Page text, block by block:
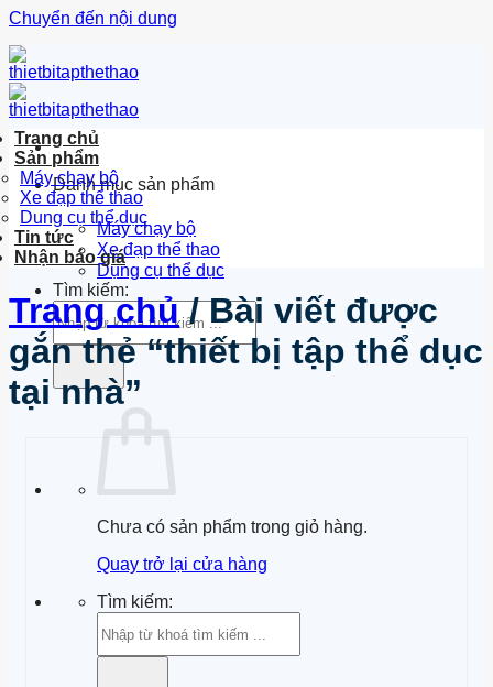
Chuyển đến nội dung
Danh mục sản phẩm
Máy chạy bộ
Xe đạp thể thao
Dụng cụ thể dục
Tìm kiếm:
Chưa có sản phẩm trong giỏ hàng.
Quay trở lại cửa hàng
Tìm kiếm:
Trang chủ
Sản phẩm
Máy chạy bộ
Xe đạp thể thao
Dung cụ thể dục
Tin tức
Nhận báo giá
Trang chủ /Bài viết được
gắn thẻ “thiết bị tập thể dục
tại nhà”